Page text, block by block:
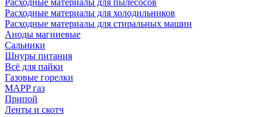
Расходные материалы для пылесосов
Расходные материалы для холодильников
Расходные материалы для стиральных машин
Аноды магниевые
Сальники
Шнуры питания
Всё для пайки
Газовые горелки
MAPP газ
Припой
Ленты и скотч